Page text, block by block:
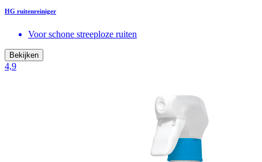
HG ruitenreiniger
Voor schone streeploze ruiten
Bekijken
4,9